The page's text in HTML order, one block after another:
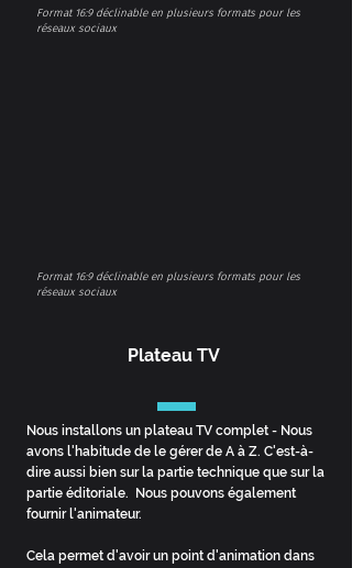
Plateau TV
Nous installons un plateau TV complet - Nous
avons l'habitude de le gérer de A à Z. C'est-à-
dire aussi bien sur la partie technique que sur la
partie éditoriale.
Nous pouvons également
fournir l'animateur.
Cela permet d'avoir un point d'animation dans
Format 16:9 déclinable en plusieurs formats pour les
réseaux sociaux
Format 16:9 déclinable en plusieurs formats pour les
réseaux sociaux